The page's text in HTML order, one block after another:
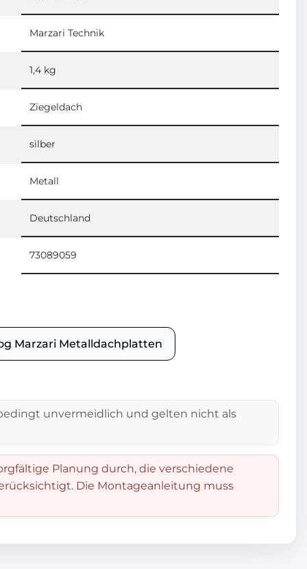
Marzari Technik
1,4 kg
Ziegeldach
silber
Metall
Deutschland
73089059
Marzari Metalldachplatten
unvermeidlich und gelten nicht als
Planung durch, die verschiedene
Die Montageanleitung muss